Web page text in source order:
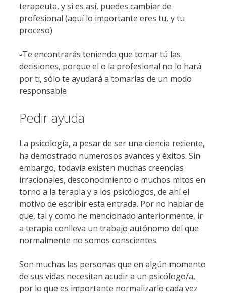
terapeuta, y si es así, puedes cambiar de
profesional (aquí lo importante eres tu, y tu
proceso)
▫️Te encontrarás teniendo que tomar tú las
decisiones, porque el o la profesional no lo hará
por ti, sólo te ayudará a tomarlas de un modo
responsable
Pedir ayuda
La psicología, a pesar de ser una ciencia reciente,
ha demostrado numerosos avances y éxitos. Sin
embargo, todavía existen muchas creencias
irracionales, desconocimiento o muchos mitos en
torno a la terapia y a los psicólogos, de ahí el
motivo de escribir esta entrada. Por no hablar de
que, tal y como he mencionado anteriormente, ir
a terapia conlleva un trabajo autónomo del que
normalmente no somos conscientes.
Son muchas las personas que en algún momento
de sus vidas necesitan acudir a un psicólogo/a,
por lo que es importante normalizarlo cada vez